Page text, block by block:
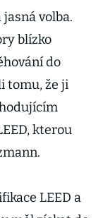
volba.
blízko
do
tomu, že ji
kterou
LEED a